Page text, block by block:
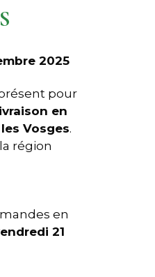
2025
pour
en
Vosges.
région
en
21